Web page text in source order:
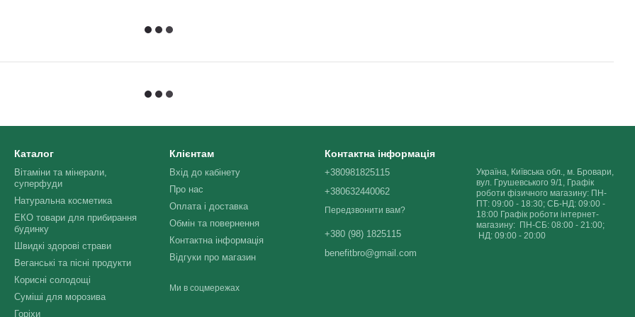
Каталог
Вітаміни та мінерали,
суперфуди
Натуральна косметика
ЕКО товари для прибирання
будинку
Швидкі здорові страви
Веганські та пісні продукти
Корисні солодощі
Суміші для морозива
Горіхи
Клієнтам
Вхід до кабінету
Про нас
Оплата і доставка
Обмін та повернення
Контактна інформація
Відгуки про магазин
Ми в соцмережах
Контактна інформація
+380981825115
+380632440062
Передзвонити вам?
+380 (98) 1825115
benefitbro@gmail.com
Україна, Київська обл., м. Бровари,
вул. Грушевського 9/1, Графік
роботи фізичного магазину: ПН-
ПТ: 09:00 - 18:30; СБ-НД: 09:00 -
18:00 Графік роботи інтернет-
магазину: ПН-СБ: 08:00 - 21:00;
НД: 09:00 - 20:00